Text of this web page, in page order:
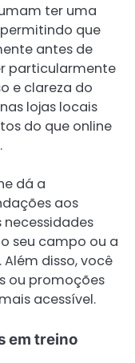
ter uma
que
antes de
particularmente
e clareza do
lojas locais
do que online
dá a
aos
seu campo ou a
disso, você
ou promoções
acessível.
em treino